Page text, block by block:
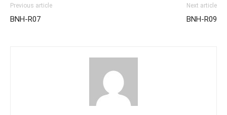
Previous article
BNH-R07
Next article
BNH-R09